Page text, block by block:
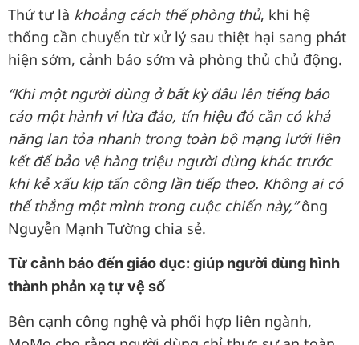
Thứ tư là khoảng cách thế phòng thủ, khi hệ
thống cần chuyển từ xử lý sau thiệt hại sang phát
hiện sớm, cảnh báo sớm và phòng thủ chủ động.
“Khi một người dùng ở bất kỳ đâu lên tiếng báo
cáo một hành vi lừa đảo, tín hiệu đó cần có khả
năng lan tỏa nhanh trong toàn bộ mạng lưới liên
kết để bảo vệ hàng triệu người dùng khác trước
khi kẻ xấu kịp tấn công lần tiếp theo. Không ai có
thể thắng một mình trong cuộc chiến này,”ông
Nguyễn Mạnh Tường chia sẻ.
Từ cảnh báo đến giáo dục: giúp người dùng hình
thành phản xạ tự vệ số
Bên cạnh công nghệ và phối hợp liên ngành,